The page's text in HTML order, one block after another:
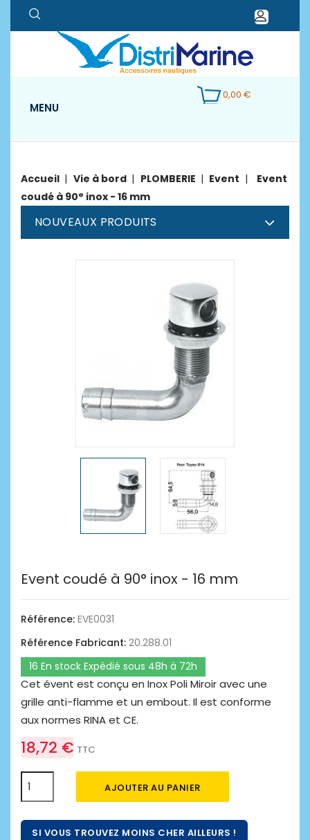
0,00 €
MENU
Accueil Vie à bord PLOMBERIE Event
Event
coudé à 90° inox - 16 mm
NOUVEAUX PRODUITS
Event coudé à 90° inox - 16 mm
Référence: EVE0031
Référence Fabricant: 20.288.01
16 En stock Expédié sous 48h à 72h
Cet évent est conçu en Inox Poli Miroir avec une
grille anti-flamme et un embout. Il est conforme
aux normes RINA et CE.
18,72 € TTC
AJOUTER AU PANIER
SI VOUS TROUVEZ MOINS CHER AILLEURS !